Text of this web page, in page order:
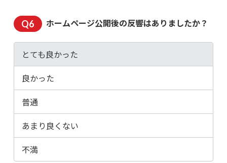
ホームページ公開後の反響はありましたか？
とても良かった
良かった
普通
あまり良くない
不満